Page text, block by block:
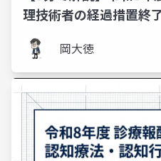
理技術者の経過措置終
マップ
岡大徳